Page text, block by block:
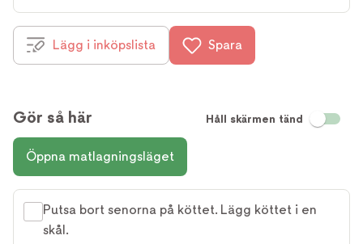
Lägg i inköpslista Spara
Gör så här Håll skärmen tänd
Öppna matlagningsläget
Putsa bort senorna på köttet. Lägg köttet i en
skål.